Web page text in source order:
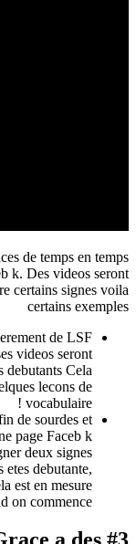
des indices
pages Faceb
nous apprendre
qui poste
L'ensemble de ses
particulier pour les
temps souvent
intervenante Afin
publie Avec une
Afin de enseigner
a suivre trop vous
pour loral, et cela
intimidant quand on